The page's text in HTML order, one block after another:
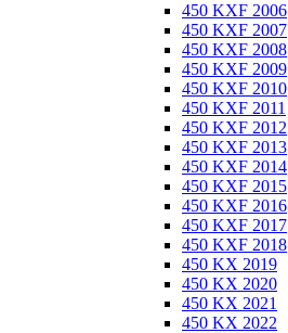
450 KXF 2006
450 KXF 2007
450 KXF 2008
450 KXF 2009
450 KXF 2010
450 KXF 2011
450 KXF 2012
450 KXF 2013
450 KXF 2014
450 KXF 2015
450 KXF 2016
450 KXF 2017
450 KXF 2018
450 KX 2019
450 KX 2020
450 KX 2021
450 KX 2022